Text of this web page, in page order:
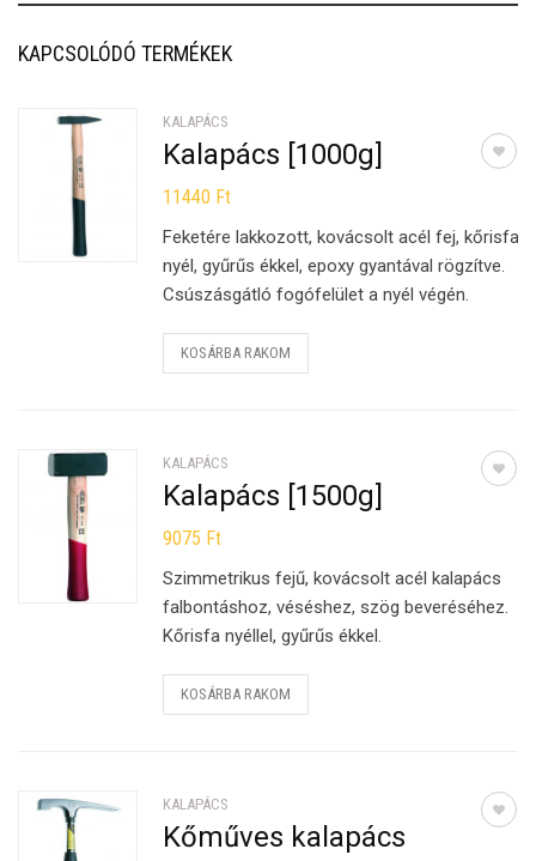
KAPCSOLÓDÓ TERMÉKEK
KALAPÁCS
Kalapács [1000g]
11440 Ft
Feketére lakkozott, kovácsolt acél fej, kőrisfa
nyél, gyűrűs ékkel, epoxy gyantával rögzítve.
Csúszásgátló fogófelület a nyél végén.
KOSÁRBA RAKOM
KALAPÁCS
Kalapács [1500g]
9075 Ft
Szimmetrikus fejű, kovácsolt acél kalapács
falbontáshoz, véséshez, szög beveréséhez.
Kőrisfa nyéllel, gyűrűs ékkel.
KOSÁRBA RAKOM
KALAPÁCS
Kőműves kalapács